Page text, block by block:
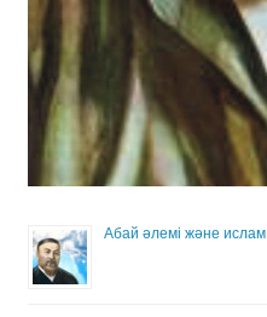
Абай әлемі және ислам